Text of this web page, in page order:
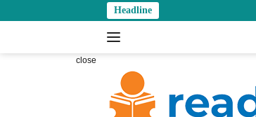
to
Headline
close